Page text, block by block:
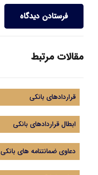
فرستادن دیدگاه
مقالات مرتبط
قراردادهای بانکی
ابطال قراردادهای بانکی
دعاوی ضمانتنامه های بانکی